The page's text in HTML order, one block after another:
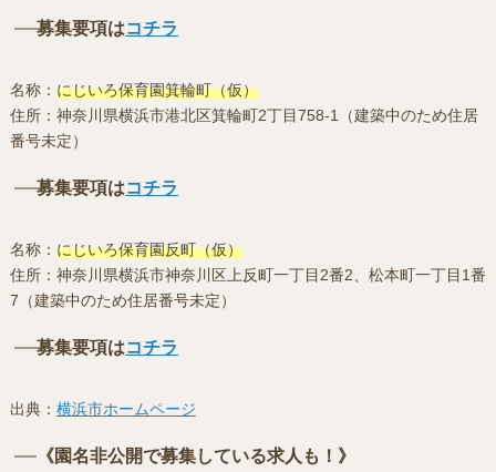
募集要項はコチラ
名称： にじいろ保育園箕輪町（仮）
住所：神奈川県横浜市港北区箕輪町2丁目758-1（建築中のため住居
番号未定）
募集要項はコチラ
名称： にじいろ保育園反町（仮）
住所：神奈川県横浜市神奈川区上反町一丁目2番2、松本町一丁目1番
7（建築中のため住居番号未定）
募集要項はコチラ
出典： 横浜市ホームページ
《園名非公開で募集している求人も！》